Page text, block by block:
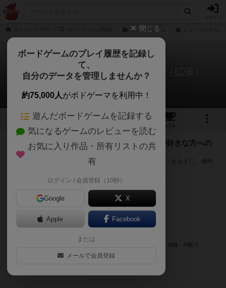
ニュークレウム
ニュークレウム：後援者セット（拡張）
次のおすすめボードゲーム
1 2
カフェ
『ニュークレウム：後援者セット（拡張）』が好きな方への
おすすめ
このゲームのトップページで投票された「プレイ感の評価」をもとに、傾向
※リストには一定の投票数がある作品のみを表示しています
閉じる
ボードゲームのプレイ履歴を記録し
て、
自分のデータを管理しませんか？
約75,000人がボドゲーマを利用中！
遊んだボードゲームを記録する
気になるゲームのレビューを読む
お気に入り作品・所有リストの共
有
ログイン / 会員登録（10秒）
Google X
Apple Facebook
または
メールで会員登録